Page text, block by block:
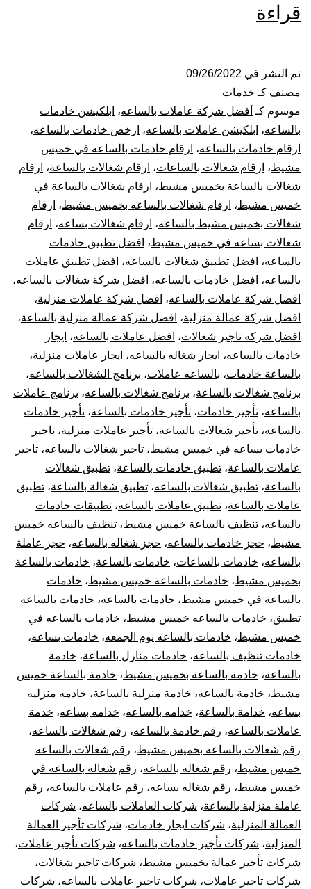
قراءة
بالساعة
بخميس
مشيط
تم النشر في 09/26/2022
مصنف كـ خدمات
موسوم كـ أفضل شركة عاملات بالساعه، ابلكيشن خادمات
بالساعه، ابلكيشن عاملات بالساعه، ارخص خادمات بالساعه،
ارقام خادمات بالساعه، ارقام خادمات بالساعه في خميس
مشيط، ارقام شغالات بالساعات، ارقام شغالات بالساعة، ارقام
شغالات بالساعة بخميس مشيط، ارقام شغالات بالساعة في
خميس مشيط، ارقام شغالات بالساعه بخميس مشيط، ارقام
شغالات بخميس مشيط بالساعه، ارقام شغالات بساعه، ارقام
شغالات بساعه في خميس مشيط، افضل تطبيق خادمات
بالساعه، افضل تطبيق شغالات بالساعه، افضل تطبيق عاملات
بالساعه، افضل خادمات بالساعه، افضل شركة شغالات بالساعه،
افضل شركة عاملات بالساعه، افضل شركة عاملات منزلية،
افضل شركة عمالة منزلية، افضل شركة عمالة منزلية بالساعة،
افضل شركه تاجير شغالات، افضل عاملات بالساعه، ايجار
خادمات بالساعه، ايجار شغاله بالساعه، ايجار عاملات منزلية،
بالساعة خادمات، بالساعه عاملات، برنامج الشغالات بالساعه،
برنامج شغالات بالساعة، برنامج شغالات بالساعه، برنامج عاملات
بالساعه، تأجير خادمات، تأجير خادمات بالساعة، تأجير خادمات
بالساعه، تأجير شغالات بالساعه، تأجير عاملات منزلية، تاجير
خادمات بساعه في خميس مشيط، تاجير شغالات بالساعه، تاجير
عاملات بالساعة، تطبيق خادمات بالساعة، تطبيق شغالات
بالساعة، تطبيق شغالات بالساعه، تطبيق شغالة بالساعة، تطبيق
عاملات بالساعة، تطبيق عاملات بالساعه، تطبيقات خادمات
بالساعه، تنظيف بالساعة خميس مشيط، تنظيف بالساعه خميس
مشيط، حجز خادمات بالساعه، حجز شغاله بالساعه، حجز عاملة
بالساعه، خادمات بالساعات، خادمات بالساعة، خادمات بالساعة
بخميس مشيط، خادمات بالساعة خميس مشيط، خادمات
بالساعة في خميس مشيط، خادمات بالساعه، خادمات بالساعه
تطبيق، خادمات بالساعه خميس مشيط، خادمات بالساعه في
خميس مشيط، خادمات بالساعه يوم الجمعه، خادمات بساعه،
خادمات تنظيف بالساعه، خادمات منازل بالساعة، خادمة
بالساعة، خادمة بالساعة بخميس مشيط، خادمة بالساعة خميس
مشيط، خادمة بالساعه، خادمة منزلية بالساعة، خادمه منزليه
بساعه، خدامة بالساعة، خدامه بالساعه، خدامه بساعه، خدمة
عاملات بالساعه، رقم خادمة بالساعه، رقم شغالات بالساعه،
رقم شغالات بالساعه بخميس مشيط، رقم شغالات بالساعه
خميس مشيط، رقم شغاله بالساعه، رقم شغاله بالساعه في
خميس مشيط، رقم شغاله بساعه، رقم عاملات بالساعه، رقم
عاملة منزلية بالساعة، شركات العاملات بالساعه، شركات
العمالة المنزلية، شركات ايجار خادمات، شركات تأجير العمالة
المنزلية، شركات تأجير خادمات بالساعه، شركات تأجير عاملات،
شركات تأجير عمالة بخميس مشيط، شركات تاجير شغالات،
شركات تاجير عاملات، شركات تاجير عاملات بالساعه، شركات